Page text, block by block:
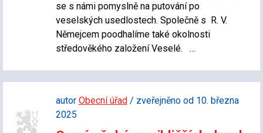
se s námi pomyslně na putování po
veselských usedlostech. Společně s R. V.
Němejcem poodhalíme také okolnosti
středověkého založení Veselé. …
autor Obecní úřad/ zveřejněno od 10. března
2025